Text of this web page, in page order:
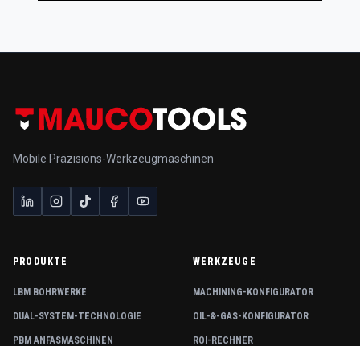
Mobile Präzisions-Werkzeugmaschinen
PRODUKTE
LBM BOHRWERKE
DUAL-SYSTEM-TECHNOLOGIE
PBM ANFASMASCHINEN
WERKZEUGE
MACHINING-KONFIGURATOR
OIL-&-GAS-KONFIGURATOR
ROI-RECHNER